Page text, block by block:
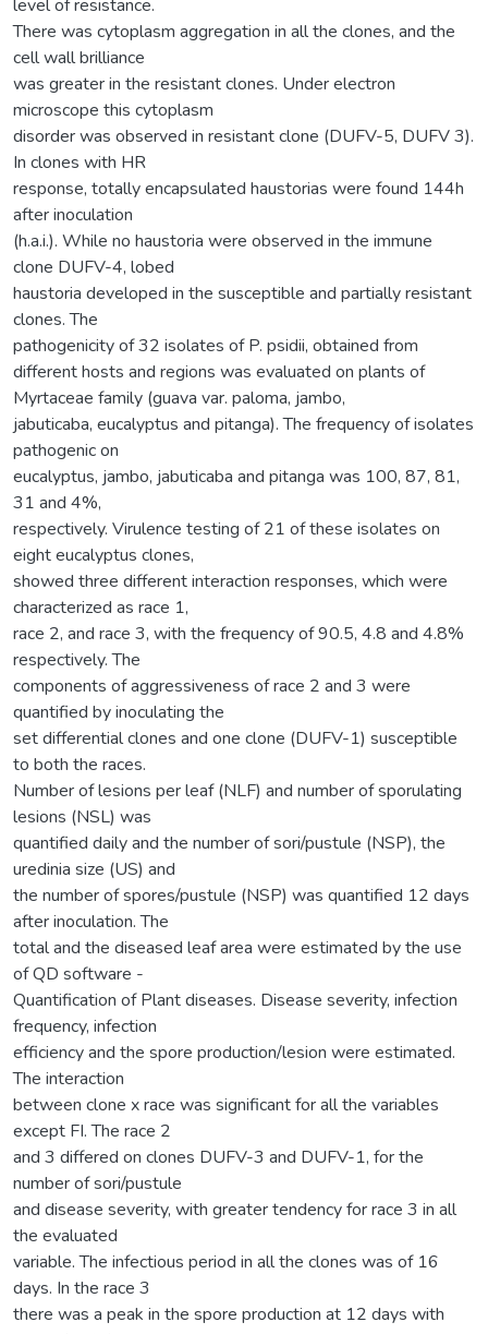
level of resistance.
There was cytoplasm aggregation in all the clones, and the
cell wall brilliance
was greater in the resistant clones. Under electron
microscope this cytoplasm
disorder was observed in resistant clone (DUFV-5, DUFV 3).
In clones with HR
response, totally encapsulated haustorias were found 144h
after inoculation
(h.a.i.). While no haustoria were observed in the immune
clone DUFV-4, lobed
haustoria developed in the susceptible and partially resistant
clones. The
pathogenicity of 32 isolates of P. psidii, obtained from
different hosts and regions was evaluated on plants of
Myrtaceae family (guava var. paloma, jambo,
jabuticaba, eucalyptus and pitanga). The frequency of isolates
pathogenic on
eucalyptus, jambo, jabuticaba and pitanga was 100, 87, 81,
31 and 4%,
respectively. Virulence testing of 21 of these isolates on
eight eucalyptus clones,
showed three different interaction responses, which were
characterized as race 1,
race 2, and race 3, with the frequency of 90.5, 4.8 and 4.8%
respectively. The
components of aggressiveness of race 2 and 3 were
quantified by inoculating the
set differential clones and one clone (DUFV-1) susceptible
to both the races.
Number of lesions per leaf (NLF) and number of sporulating
lesions (NSL) was
quantified daily and the number of sori/pustule (NSP), the
uredinia size (US) and
the number of spores/pustule (NSP) was quantified 12 days
after inoculation. The
total and the diseased leaf area were estimated by the use
of QD software -
Quantification of Plant diseases. Disease severity, infection
frequency, infection
efficiency and the spore production/lesion were estimated.
The interaction
between clone x race was significant for all the variables
except FI. The race 2
and 3 differed on clones DUFV-3 and DUFV-1, for the
number of sori/pustule
and disease severity, with greater tendency for race 3 in all
the evaluated
variable. The infectious period in all the clones was of 16
days. In the race 3
there was a peak in the spore production at 12 days with